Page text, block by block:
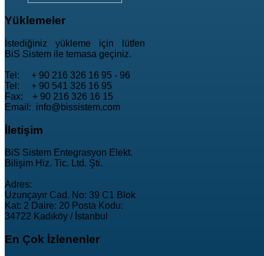
Yüklemeler
İstediğiniz yükleme için lütfen
BiS Sistem ile temasa geçiniz.
Tel: + 90 216 326 16 95 - 96
Tel: + 90 541 326 16 95
Fax: + 90 216 326 16 15
Email: info@bissistem.com
İletişim
BiS Sistem Entegrasyon Elekt.
Bilişim Hiz. Tic. Ltd. Şti.
Adres:
Uzunçayır Cad. No: 39 C1 Blok
Kat: 2 Daire: 20 Posta Kodu:
34722 Kadıköy / İstanbul
En Çok İzlenenler